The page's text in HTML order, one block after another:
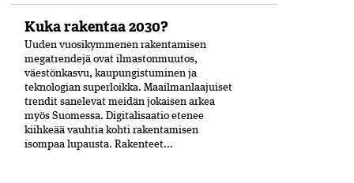
Kuka rakentaa 2030?
Uuden vuosikymmenen rakentamisen
megatrendejä ovat ilmastonmuutos,
väestönkasvu, kaupungistuminen ja
teknologian superloikka. Maailmanlaajuiset
trendit sanelevat meidän jokaisen arkea
myös Suomessa. Digitalisaatio etenee
kiihkeää vauhtia kohti rakentamisen
isompaa lupausta. Rakenteet...